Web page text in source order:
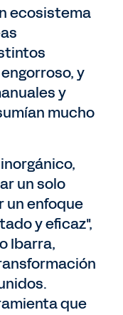
ecosistema
y
y
mucho
un solo
un enfoque
y eficaz",
Ibarra,
que